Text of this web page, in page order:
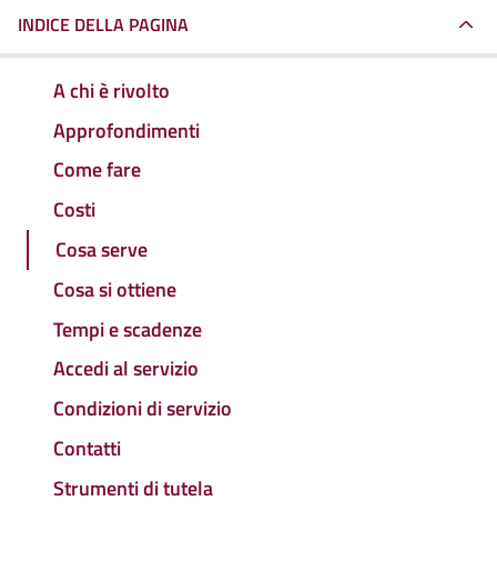
INDICE DELLA PAGINA
A chi è rivolto
Approfondimenti
Come fare
Costi
Cosa serve
Cosa si ottiene
Tempi e scadenze
Accedi al servizio
Condizioni di servizio
Contatti
Strumenti di tutela